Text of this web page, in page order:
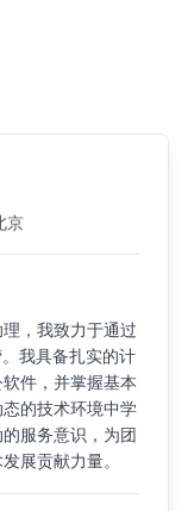
京
，我致力于通过
我具备扎实的计
件，并掌握基本
的技术环境中学
服务意识，为团
展贡献力量。